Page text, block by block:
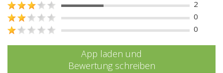
2
0
0
App laden und
Bewertung schreiben